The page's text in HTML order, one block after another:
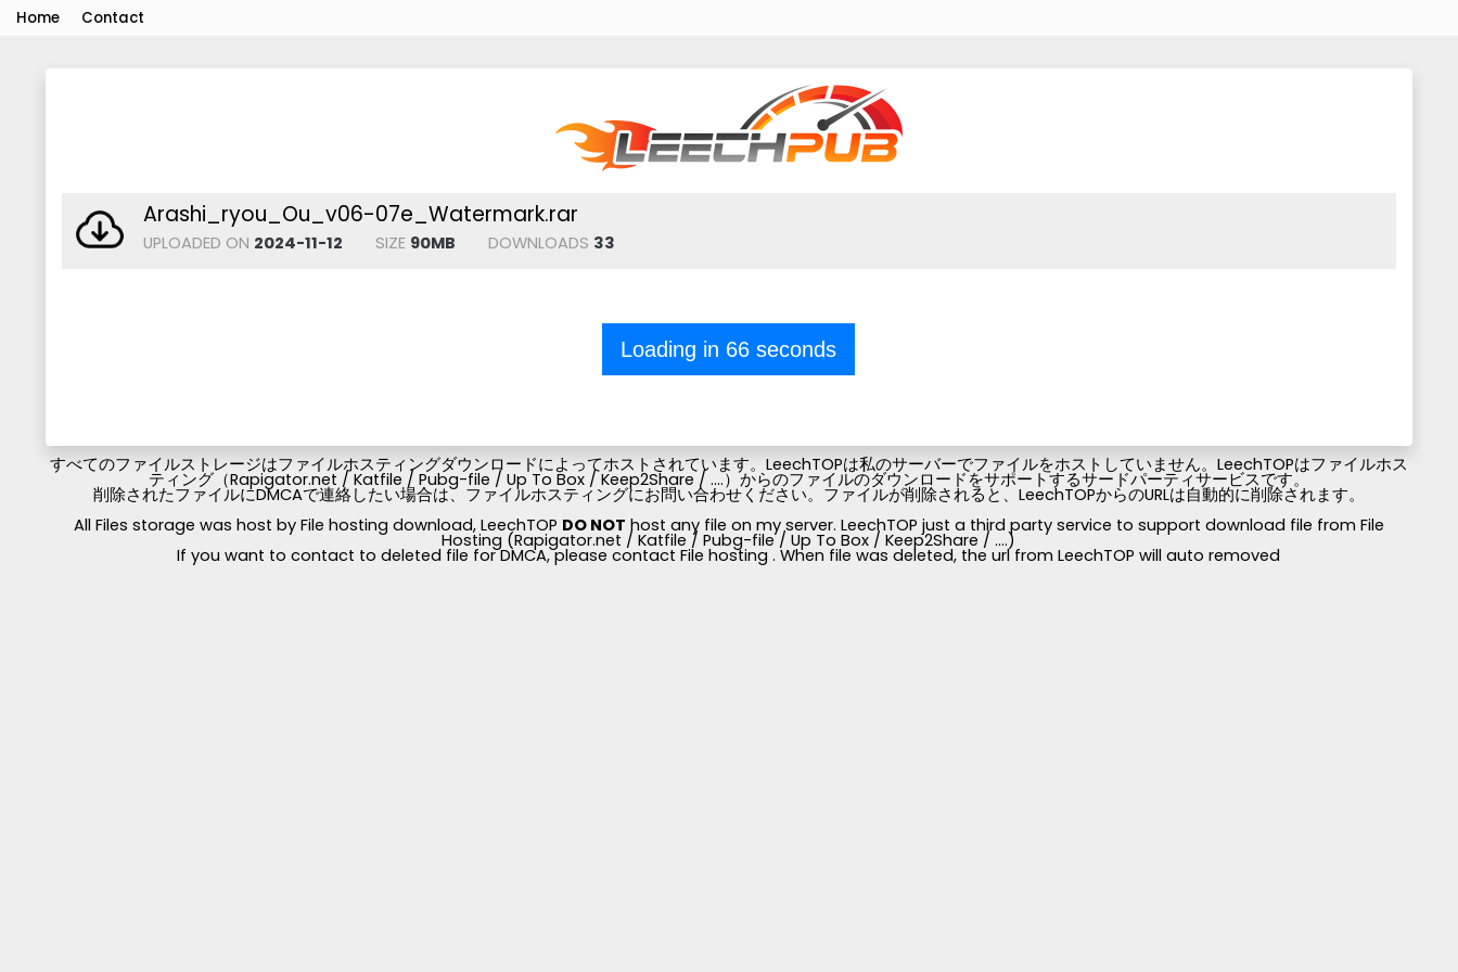
Home Contact
Arashi_ryou_Ou_v06-07e_Watermark.rar
UPLOADED ON 2024-11-12 SIZE 90MB DOWNLOADS 33
Loading in 66 seconds
すべてのファイルストレージはファイルホスティングダウンロードによってホストされています。LeechTOPは私のサーバーでファイルをホストしていません。LeechTOPはファイルホス
ティング（Rapigator.net / Katfile / Pubg-file / Up To Box / Keep2Share / ....）からのファイルのダウンロードをサポートするサードパーティサービスです。
削除されたファイルにDMCAで連絡したい場合は、ファイルホスティングにお問い合わせください。ファイルが削除されると、LeechTOPからのURLは自動的に削除されます。
All Files storage was host by File hosting download, LeechTOP DO NOT host any file on my server. LeechTOP just a third party service to support download file from File
Hosting (Rapigator.net / Katfile / Pubg-file / Up To Box / Keep2Share / ....)
If you want to contact to deleted file for DMCA, please contact File hosting . When file was deleted, the url from LeechTOP will auto removed